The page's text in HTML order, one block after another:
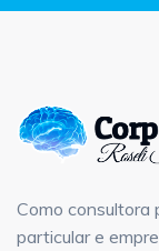
Como consultora
particular e